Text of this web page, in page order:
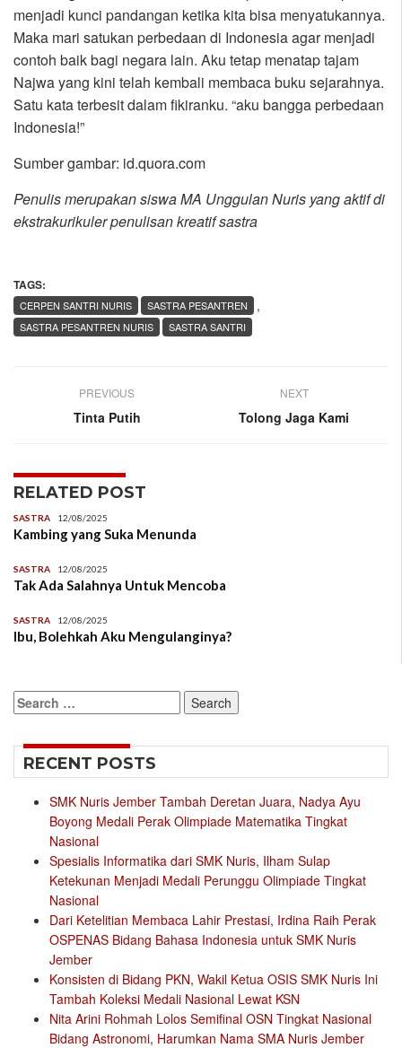
menjadi kunci pandangan ketika kita bisa menyatukannya.
Maka mari satukan perbedaan di Indonesia agar menjadi
contoh baik bagi negara lain. Aku tetap menatap tajam
Najwa yang kini telah kembali membaca buku sejarahnya.
Satu kata terbesit dalam fikiranku. “aku bangga perbedaan
Indonesia!”
Sumber gambar: id.quora.com
Penulis merupakan siswa MA Unggulan Nuris yang aktif di
ekstrakurikuler penulisan kreatif sastra
TAGS:
,
CERPEN SANTRI NURIS
SASTRA PESANTREN
SASTRA PESANTREN NURIS
SASTRA SANTRI
PREVIOUS
Tinta Putih
NEXT
Tolong Jaga Kami
RELATED POST
SASTRA 12/08/2025
Kambing yang Suka Menunda
SASTRA 12/08/2025
Tak Ada Salahnya Untuk Mencoba
SASTRA 12/08/2025
Ibu, Bolehkah Aku Mengulanginya?
Search
for:
RECENT POSTS
SMK Nuris Jember Tambah Deretan Juara, Nadya Ayu
Boyong Medali Perak Olimpiade Matematika Tingkat
Nasional
Spesialis Informatika dari SMK Nuris, Ilham Sulap
Ketekunan Menjadi Medali Perunggu Olimpiade Tingkat
Nasional
Dari Ketelitian Membaca Lahir Prestasi, Irdina Raih Perak
OSPENAS Bidang Bahasa Indonesia untuk SMK Nuris
Jember
Konsisten di Bidang PKN, Wakil Ketua OSIS SMK Nuris Ini
Tambah Koleksi Medali Nasional Lewat KSN
Nita Arini Rohmah Lolos Semifinal OSN Tingkat Nasional
Bidang Astronomi, Harumkan Nama SMA Nuris Jember